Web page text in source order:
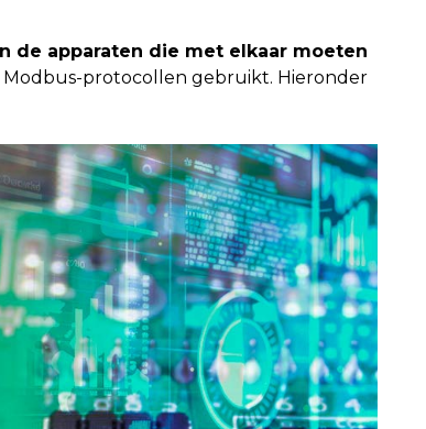
de apparaten die met elkaar moeten
Modbus-protocollen gebruikt. Hieronder